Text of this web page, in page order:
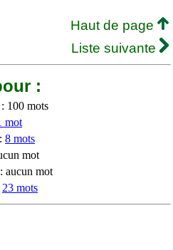
Haut de page
Liste suivante
:
100 mots
mot
8 mots
mot
aucun mot
23 mots